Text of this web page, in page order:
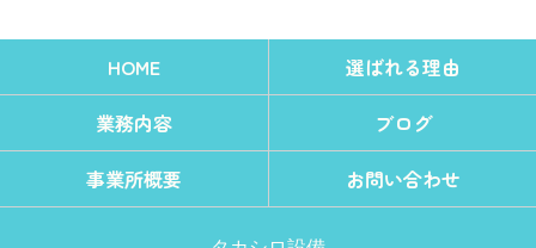
HOME
選ばれる理由
業務内容
ブログ
事業所概要
お問い合わせ